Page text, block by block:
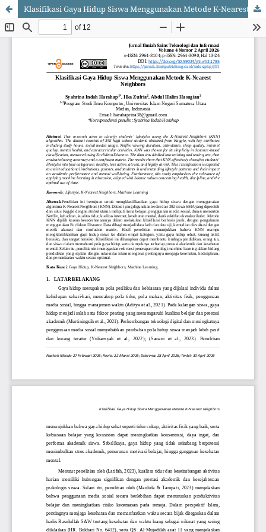
Klasifikasi Gaya Hidup Siswa Menggunakan Metode K-Nearest Neighbors